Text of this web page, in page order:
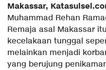
Makassar,
Muhammad Rehan
Remaja asal Makassar
kecelakaan tunggal
melainkan menjadi
yang berujung